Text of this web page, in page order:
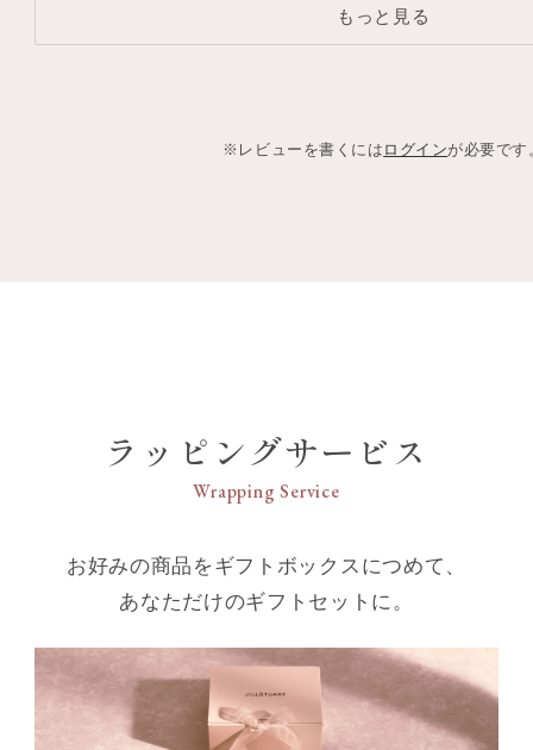
もっと見る
※レビューを書くにはログインが必要です
ラッピングサービス
Wrapping Service
お好みの商品をギフトボックスにつめて、
あなただけのギフトセットに。